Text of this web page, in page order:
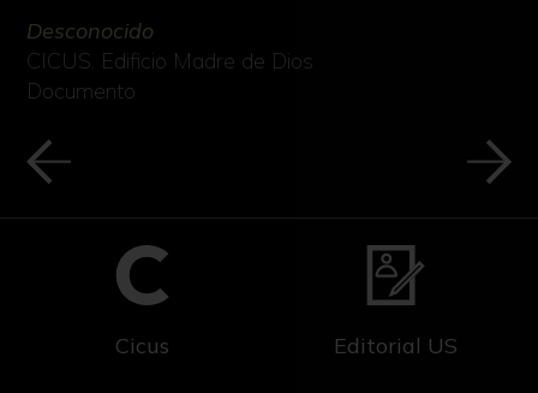
Desconocido
CICUS. Edificio Madre de Dios
Documento
Cicus Editorial US